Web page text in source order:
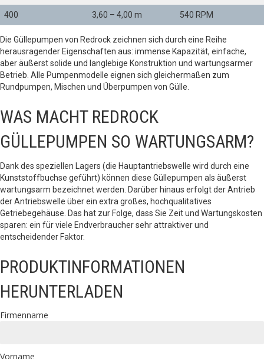
400 3,60 – 4,00 m 540 RPM
Die Güllepumpen von Redrock zeichnen sich durch eine Reihe
herausragender Eigenschaften aus: immense Kapazität, einfache,
aber äußerst solide und langlebige Konstruktion und wartungsarmer
Betrieb. Alle Pumpenmodelle eignen sich gleichermaßen zum
Rundpumpen, Mischen und Überpumpen von Gülle.
WAS MACHT REDROCK
GÜLLEPUMPEN SO WARTUNGSARM?
Dank des speziellen Lagers (die Hauptantriebswelle wird durch eine
Kunststoffbuchse geführt) können diese Güllepumpen als äußerst
wartungsarm bezeichnet werden. Darüber hinaus erfolgt der Antrieb
der Antriebswelle über ein extra großes, hochqualitatives
Getriebegehäuse. Das hat zur Folge, dass Sie Zeit und Wartungskosten
sparen: ein für viele Endverbraucher sehr attraktiver und
entscheidender Faktor.
PRODUKTINFORMATIONEN
HERUNTERLADEN